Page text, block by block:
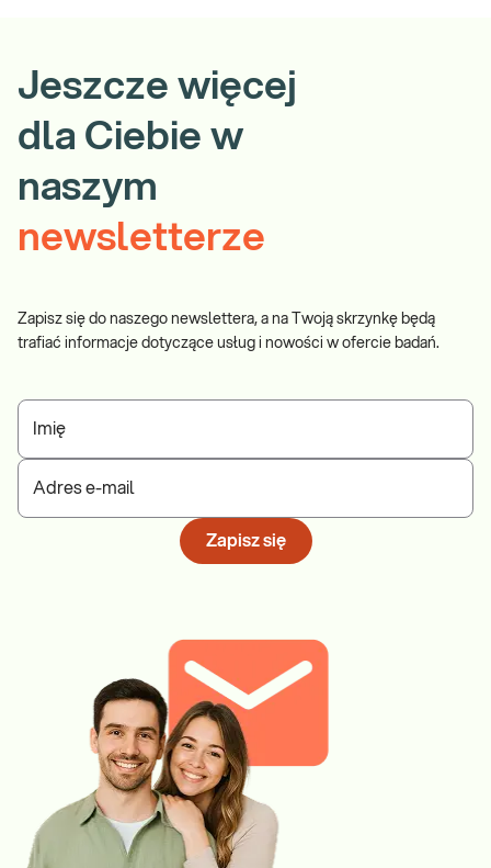
Jeszcze więcej
dla Ciebie w
naszym
newsletterze
Zapisz się do naszego newslettera, a na Twoją skrzynkę będą
trafiać informacje dotyczące usług i nowości w ofercie badań.
Imię
Adres e-mail
Zapisz się